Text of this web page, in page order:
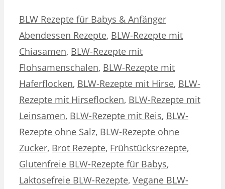
Kategorien
BLW Rezepte für Babys & AnfängerSchlagwörter
Abendessen Rezepte, BLW-Rezepte mit
Chiasamen, BLW-Rezepte mit
Flohsamenschalen, BLW-Rezepte mit
Haferflocken, BLW-Rezepte mit Hirse, BLW-
Rezepte mit Hirseflocken, BLW-Rezepte mit
Leinsamen, BLW-Rezepte mit Reis, BLW-
Rezepte ohne Salz, BLW-Rezepte ohne
Zucker, Brot Rezepte, Frühstücksrezepte,
Glutenfreie BLW-Rezepte für Babys,
Laktosefreie BLW-Rezepte, Vegane BLW-